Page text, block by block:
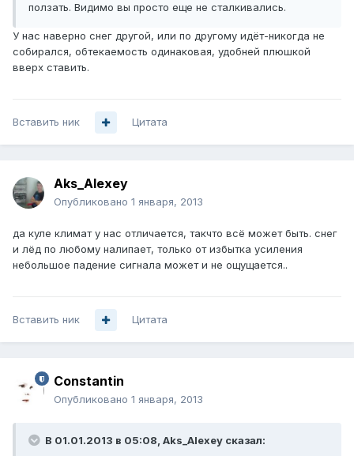
ползать. Видимо вы просто еще не сталкивались.
У нас наверно снег другой, или по другому идёт-никогда не
собирался, обтекаемость одинаковая, удобней плюшкой
вверх ставить.
Вставить ник Цитата
Aks_Alexey
Опубликовано 1 января, 2013
да куле климат у нас отличается, такчто всё может быть. снег
и лёд по любому налипает, только от избытка усиления
небольшое падение сигнала может и не ощущается..
Вставить ник Цитата
Constantin
Опубликовано 1 января, 2013
В 01.01.2013 в 05:08, Aks_Alexey сказал: